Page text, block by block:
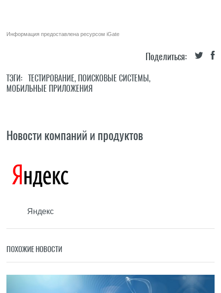
Информация предоставлена ресурсомiGate
Поделиться:
ТЭГИ: ТЕСТИРОВАНИЕ, ПОИСКОВЫЕ СИСТЕМЫ,
МОБИЛЬНЫЕ ПРИЛОЖЕНИЯ
Новости компаний и продуктов
Яндекс
ПОХОЖИЕ НОВОСТИ